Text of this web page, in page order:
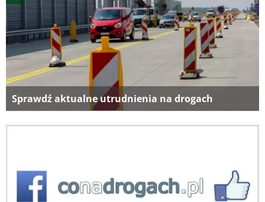
Sprawdź aktualne utrudnienia na drogach